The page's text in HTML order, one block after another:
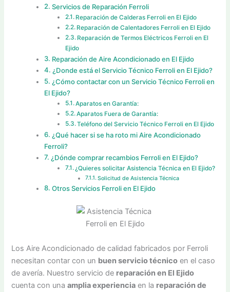
Servicios de Reparación Ferroli
Reparación de Calderas Ferroli en El Ejido
Reparación de Calentadores Ferroli en El Ejido
Reparación de Termos Eléctricos Ferroli en El
Ejido
Reparación de Aire Acondicionado en El Ejido
¿Donde está el Servicio Técnico Ferroli en El Ejido?
¿Cómo contactar con un Servicio Técnico Ferroli en
El Ejido?
Aparatos en Garantía:
Aparatos Fuera de Garantía:
Teléfono del Servicio Técnico Ferroli en El Ejido
¿Qué hacer si se ha roto mi Aire Acondicionado
Ferroli?
¿Dónde comprar recambios Ferroli en El Ejido?
¿Quieres solicitar Asistencia Técnica en El Ejido?
Solicitud de Asistencia Técnica
Otros Servicios Ferroli en El Ejido
Los Aire Acondicionado de calidad fabricados por Ferroli
necesitan contar con un buen servicio técnico en el caso
de avería. Nuestro servicio de reparación en El Ejido
cuenta con unaamplia experiencia en la reparación de